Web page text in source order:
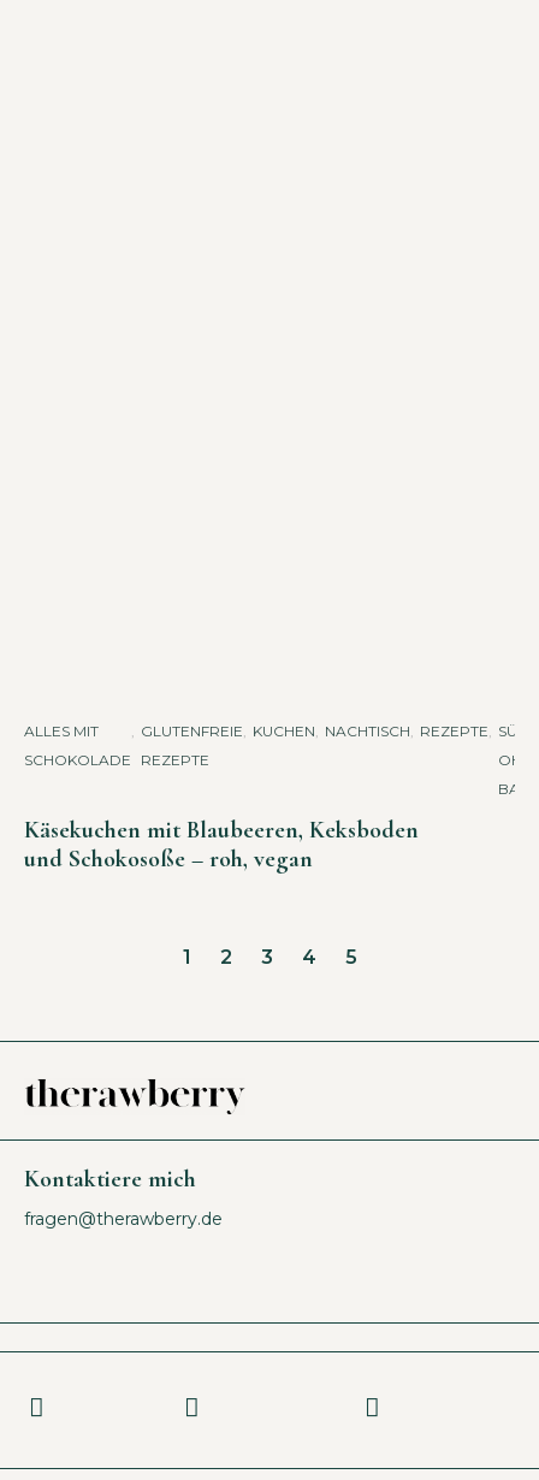
ALLES MIT
SCHOKOLADE
GLUTENFREIE
REZEPTE
KUCHEN NACHTISCH REZEPTE
HNE
Käsekuchen mit Blaubeeren, Keksboden
und Schokosoße – roh, vegan
1 2 3 4 5
Kontaktiere mich
fragen@therawberry.de